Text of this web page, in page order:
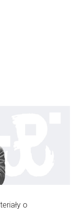
o